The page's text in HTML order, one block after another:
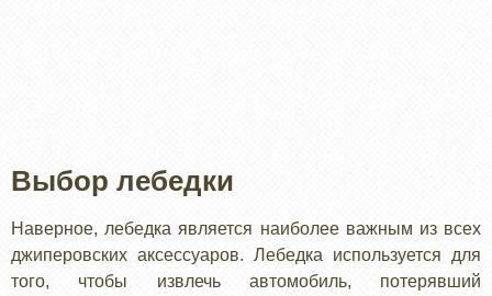
Выбор лебедки
Наверное, лебедка является наиболее важным из всех
джиперовских аксессуаров. Лебедка используется для
того, чтобы извлечь автомобиль, потерявший